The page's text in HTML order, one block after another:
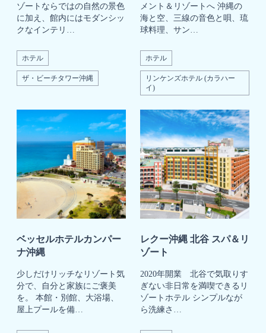
ゾートならではの自然の景色
に加え、館内にはモダンシッ
クなインテリ…
ホテル
ザ・ビーチタワー沖縄
メント＆リゾートへ 沖縄の
海と空、三線の音色と唄、琉
球料理、サン…
ホテル
リンケンズホテル (カラハー
イ)
ベッセルホテルカンパー
ナ沖縄
少しだけリッチなリゾート気
分で、自分と家族にご褒美
を。 本館・別館、大浴場、
屋上プールを備…
レクー沖縄 北谷 スパ＆リ
ゾート
2020年開業 北谷で気取りす
ぎない非日常を満喫できるリ
ゾートホテル シンプルなが
ら洗練さ…